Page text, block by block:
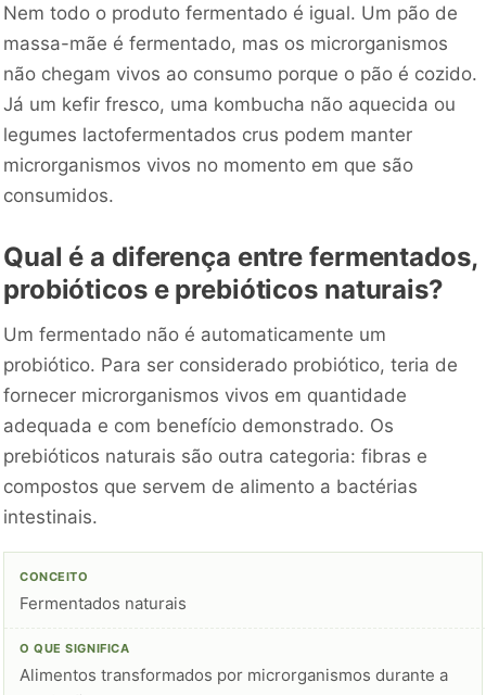
Nem todo o produto fermentado é igual. Um pão de
massa-mãe é fermentado, mas os microrganismos
não chegam vivos ao consumo porque o pão é cozido.
Já um kefir fresco, uma kombucha não aquecida ou
legumes lactofermentados crus podem manter
microrganismos vivos no momento em que são
consumidos.
Qual é a diferença entre fermentados,
probióticos e prebióticos naturais?
Um fermentado não é automaticamente um
probiótico. Para ser considerado probiótico, teria de
fornecer microrganismos vivos em quantidade
adequada e com benefício demonstrado. Os
prebióticos naturais são outra categoria: fibras e
compostos que servem de alimento a bactérias
intestinais.
Fermentados naturais
Alimentos transformados por microrganismos durante a